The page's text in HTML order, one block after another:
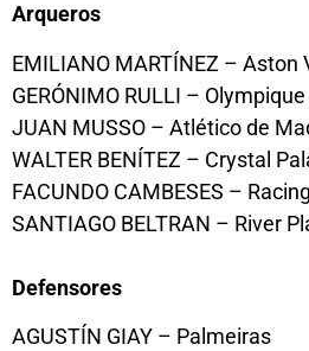
Arqueros
EMILIANO MARTÍNEZ – Aston
GERÓNIMO RULLI –
JUAN MUSSO – Atlético de
WALTER BENÍTEZ – Crystal
FACUNDO CAMBESES –
SANTIAGO BELTRAN – River
Defensores
AGUSTÍN GIAY – Palmeiras